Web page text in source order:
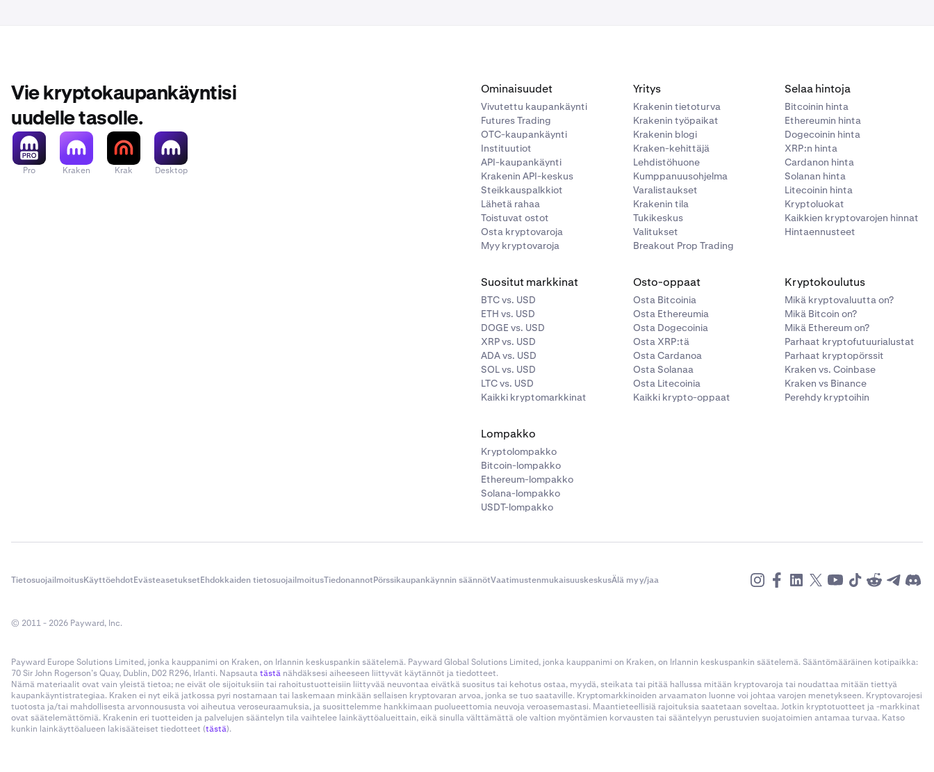
Vie kryptokaupankäyntisi
uudelle tasolle.
Pro Kraken Krak Desktop
Ominaisuudet
Vivutettu kaupankäynti
Futures Trading
OTC-kaupankäynti
Instituutiot
API-kaupankäynti
Krakenin API-keskus
Steikkauspalkkiot
Lähetä rahaa
Toistuvat ostot
Osta kryptovaroja
Myy kryptovaroja
Yritys
Krakenin tietoturva
Krakenin työpaikat
Krakenin blogi
Kraken-kehittäjä
Lehdistöhuone
Kumppanuusohjelma
Varalistaukset
Krakenin tila
Tukikeskus
Valitukset
Breakout Prop Trading
Selaa hintoja
Bitcoinin hinta
Ethereumin hinta
Dogecoinin hinta
XRP:n hinta
Cardanon hinta
Solanan hinta
Litecoinin hinta
Kryptoluokat
Kaikkien kryptovarojen hinnat
Hintaennusteet
Suositut markkinat
BTC vs. USD
ETH vs. USD
DOGE vs. USD
XRP vs. USD
ADA vs. USD
SOL vs. USD
LTC vs. USD
Kaikki kryptomarkkinat
Osto-oppaat
Osta Bitcoinia
Osta Ethereumia
Osta Dogecoinia
Osta XRP:tä
Osta Cardanoa
Osta Solanaa
Osta Litecoinia
Kaikki krypto-oppaat
Kryptokoulutus
Mikä kryptovaluutta on?
Mikä Bitcoin on?
Mikä Ethereum on?
Parhaat kryptofutuurialustat
Parhaat kryptopörssit
Kraken vs. Coinbase
Kraken vs Binance
Perehdy kryptoihin
Lompakko
Kryptolompakko
Bitcoin-lompakko
Ethereum-lompakko
Solana-lompakko
USDT-lompakko
TietosuojailmoitusKäyttöehdotEvästeasetuksetEhdokkaiden tietosuojailmoitusTiedonannotPörssikaupankäynnin säännötVaatimustenmukaisuuskeskusÄlä myy/jaa
© 2011 - 2026 Payward, Inc.
Payward Europe Solutions Limited, jonka kauppanimi on Kraken, on Irlannin keskuspankin säätelemä. Payward Global Solutions Limited, jonka kauppanimi on Kraken, on Irlannin keskuspankin säätelemä. Sääntömääräinen kotipaikka:
70 Sir John Rogerson’s Quay, Dublin, D02 R296, Irlanti. Napsautatästä nähdäksesi aiheeseen liittyvät käytännöt ja tiedotteet.
Nämä materiaalit ovat vain yleistä tietoa; ne eivät ole sijoituksiin tai rahoitustuotteisiin liittyvää neuvontaa eivätkä suositus tai kehotus ostaa, myydä, steikata tai pitää hallussa mitään kryptovaroja tai noudattaa mitään tiettyä
kaupankäyntistrategiaa. Kraken ei nyt eikä jatkossa pyri nostamaan tai laskemaan minkään sellaisen kryptovaran arvoa, jonka se tuo saataville. Kryptomarkkinoiden arvaamaton luonne voi johtaa varojen menetykseen. Kryptovarojesi
tuotosta ja/tai mahdollisesta arvonnoususta voi aiheutua veroseuraamuksia, ja suosittelemme hankkimaan puolueettomia neuvoja veroasemastasi. Maantieteellisiä rajoituksia saatetaan soveltaa. Jotkin kryptotuotteet ja -markkinat
ovat säätelemättömiä. Krakenin eri tuotteiden ja palvelujen sääntelyn tila vaihtelee lainkäyttöalueittain, eikä sinulla välttämättä ole valtion myöntämien korvausten tai sääntelyyn perustuvien suojatoimien antamaa turvaa. Katso
kunkin lainkäyttöalueen lakisääteiset tiedotteet (tästä).